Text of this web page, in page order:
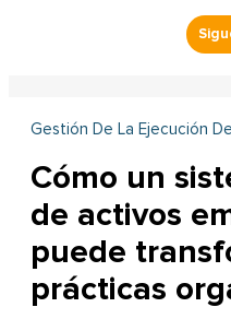
Gestión De La Ejecución
Cómo un
de activos
puede
prácticas